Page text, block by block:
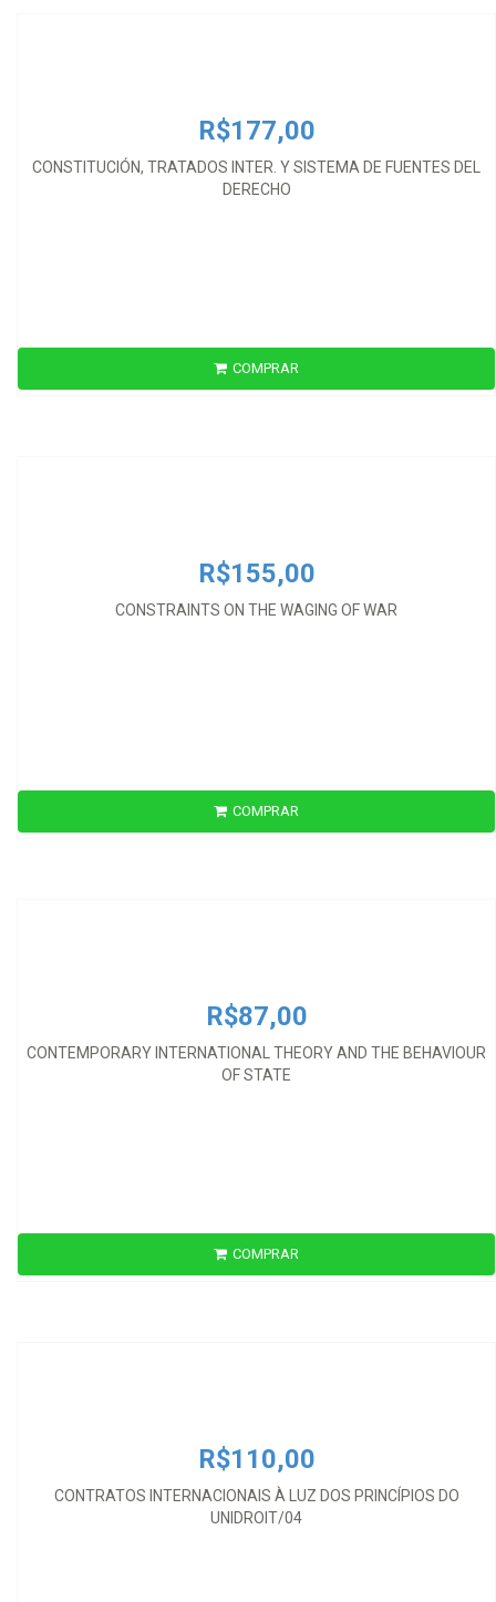
R$177,00
CONSTITUCIÓN, TRATADOS INTER. Y SISTEMA DE FUENTES DEL
DERECHO
COMPRAR
R$155,00
CONSTRAINTS ON THE WAGING OF WAR
R$155,00
COMPRAR
R$87,00
CONTEMPORARY INTERNATIONAL THEORY AND THE BEHAVIOUR
OF STATE
R$87,00
COMPRAR
R$110,00
CONTRATOS INTERNACIONAIS À LUZ DOS PRINCÍPIOS DO
UNIDROIT/04
R$110,00